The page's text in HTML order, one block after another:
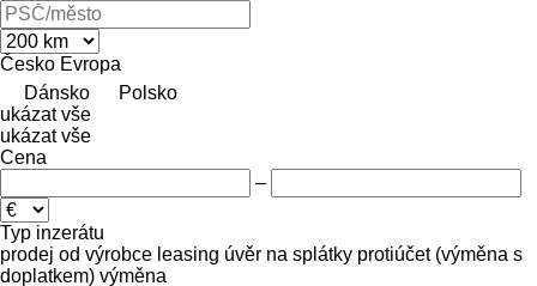
Česko Evropa
Dánsko
Polsko
ukázat vše
ukázat vše
Cena
–
Typ inzerátu
prodej od výrobce leasing úvěr na splátky protiúčet (výměna s
doplatkem) výměna